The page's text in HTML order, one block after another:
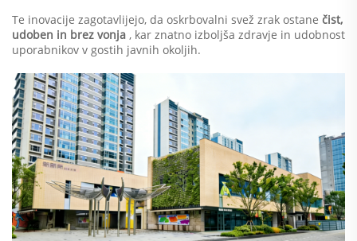
Te inovacije zagotavlijejo, da oskrbovalni svež zrak ostane čist,
udoben in brez vonja , kar znatno izboljša zdravje in udobnost
uporabnikov v gostih javnih okoljih.